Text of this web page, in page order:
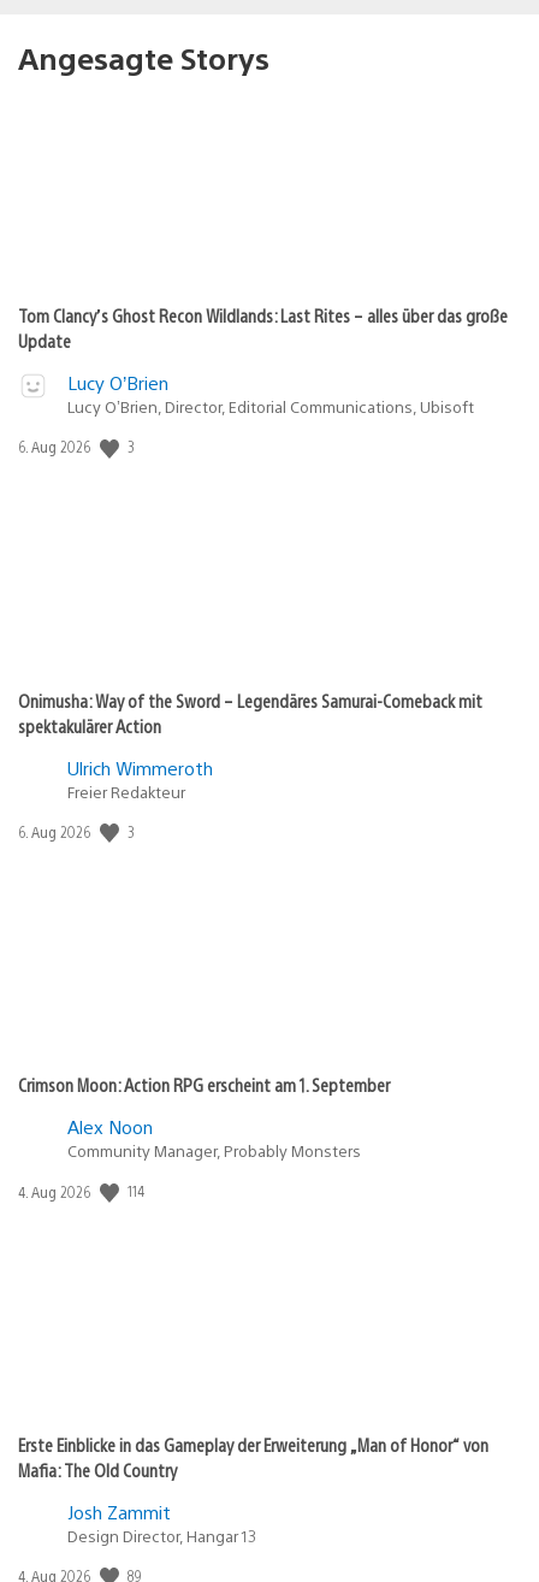
Angesagte Storys
Tom Clancy’s Ghost Recon Wildlands: Last Rites – alles über das große
Update
Lucy O’Brien
Lucy O’Brien, Director, Editorial Communications, Ubisoft
Veröffentlichungsdatum:
6. Aug 2026 3
Onimusha: Way of the Sword – Legendäres Samurai-Comeback mit
spektakulärer Action
Ulrich Wimmeroth
Freier Redakteur
Veröffentlichungsdatum:
6. Aug 2026 3
Crimson Moon: Action RPG erscheint am 1. September
Alex Noon
Community Manager, Probably Monsters
Veröffentlichungsdatum:
4. Aug 2026 114
Erste Einblicke in das Gameplay der Erweiterung „Man of Honor“ von
Mafia: The Old Country
Josh Zammit
Design Director, Hangar 13
Veröffentlichungsdatum:
4. Aug 2026 89